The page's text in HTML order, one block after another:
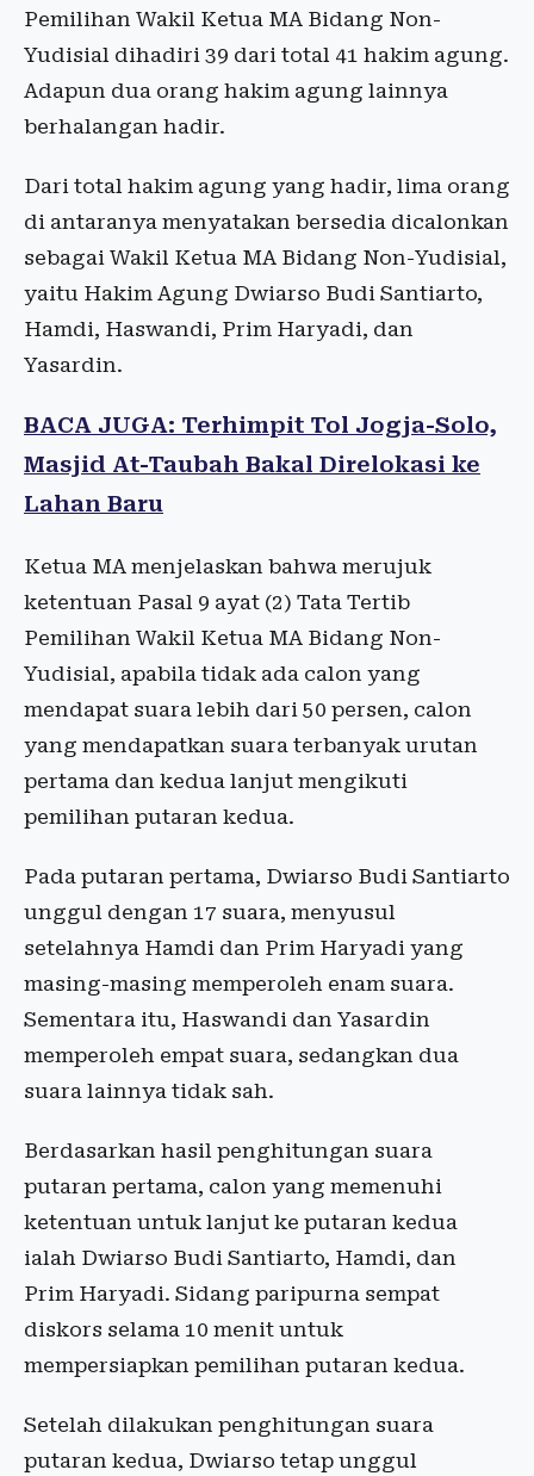
Pemilihan Wakil Ketua MA Bidang Non-
Yudisial dihadiri 39 dari total 41 hakim agung.
Adapun dua orang hakim agung lainnya
berhalangan hadir.
Dari total hakim agung yang hadir, lima orang
di antaranya menyatakan bersedia dicalonkan
sebagai Wakil Ketua MA Bidang Non-Yudisial,
yaitu Hakim Agung Dwiarso Budi Santiarto,
Hamdi, Haswandi, Prim Haryadi, dan
Yasardin.
BACA JUGA: Terhimpit Tol Jogja-Solo,
Masjid At-Taubah Bakal Direlokasi ke
Lahan Baru
Ketua MA menjelaskan bahwa merujuk
ketentuan Pasal 9 ayat (2) Tata Tertib
Pemilihan Wakil Ketua MA Bidang Non-
Yudisial, apabila tidak ada calon yang
mendapat suara lebih dari 50 persen, calon
yang mendapatkan suara terbanyak urutan
pertama dan kedua lanjut mengikuti
pemilihan putaran kedua.
Pada putaran pertama, Dwiarso Budi Santiarto
unggul dengan 17 suara, menyusul
setelahnya Hamdi dan Prim Haryadi yang
masing-masing memperoleh enam suara.
Sementara itu, Haswandi dan Yasardin
memperoleh empat suara, sedangkan dua
suara lainnya tidak sah.
Berdasarkan hasil penghitungan suara
putaran pertama, calon yang memenuhi
ketentuan untuk lanjut ke putaran kedua
ialah Dwiarso Budi Santiarto, Hamdi, dan
Prim Haryadi. Sidang paripurna sempat
diskors selama 10 menit untuk
mempersiapkan pemilihan putaran kedua.
Setelah dilakukan penghitungan suara
putaran kedua, Dwiarso tetap unggul